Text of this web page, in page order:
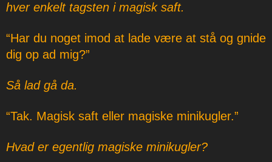
hver enkelt tagsten i magisk saft.
“Har du noget imod at lade være at stå og gnide
dig op ad mig?”
Så lad gå da.
“Tak. Magisk saft eller magiske minikugler.”
Hvad er egentlig magiske minikugler?